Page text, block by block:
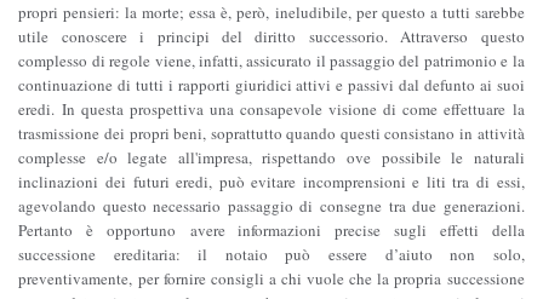
propri pensieri: la morte; essa è, però, ineludibile, per questo a tutti sarebbe
utile conoscere i principi del diritto successorio. Attraverso questo
complesso di regole viene, infatti, assicurato il passaggio del patrimonio e la
continuazione di tutti i rapporti giuridici attivi e passivi dal defunto ai suoi
eredi. In questa prospettiva una consapevole visione di come effettuare la
trasmissione dei propri beni, soprattutto quando questi consistano in attività
complesse e/o legate all'impresa, rispettando ove possibile le naturali
inclinazioni dei futuri eredi, può evitare incomprensioni e liti tra di essi,
agevolando questo necessario passaggio di consegne tra due generazioni.
Pertanto è opportuno avere informazioni precise sugli effetti della
successione ereditaria: il notaio può essere d’aiuto non solo,
preventivamente, per fornire consigli a chi vuole che la propria successione